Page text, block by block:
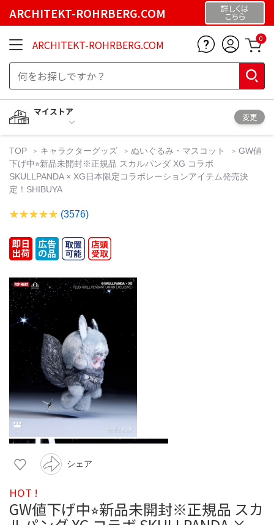
ARCHITEKT-ROHRBERG.COM 詳しくは
こちら
ARCHITEKT-ROHRBERG.COM 0
マイストア
変更
TOP キャラクターグッズ ぬいぐるみ・マスコット
GW値
下げ中⭐︎新品未開封※正規品 スカルパンダ XG コラボ
SKULLPANDA × XG日本限定コラボレーションアイテム発売決
定！SHIBUYA
(3576)
シェア
HOT !
GW値下げ中⭐︎新品未開封※正規品 スカ